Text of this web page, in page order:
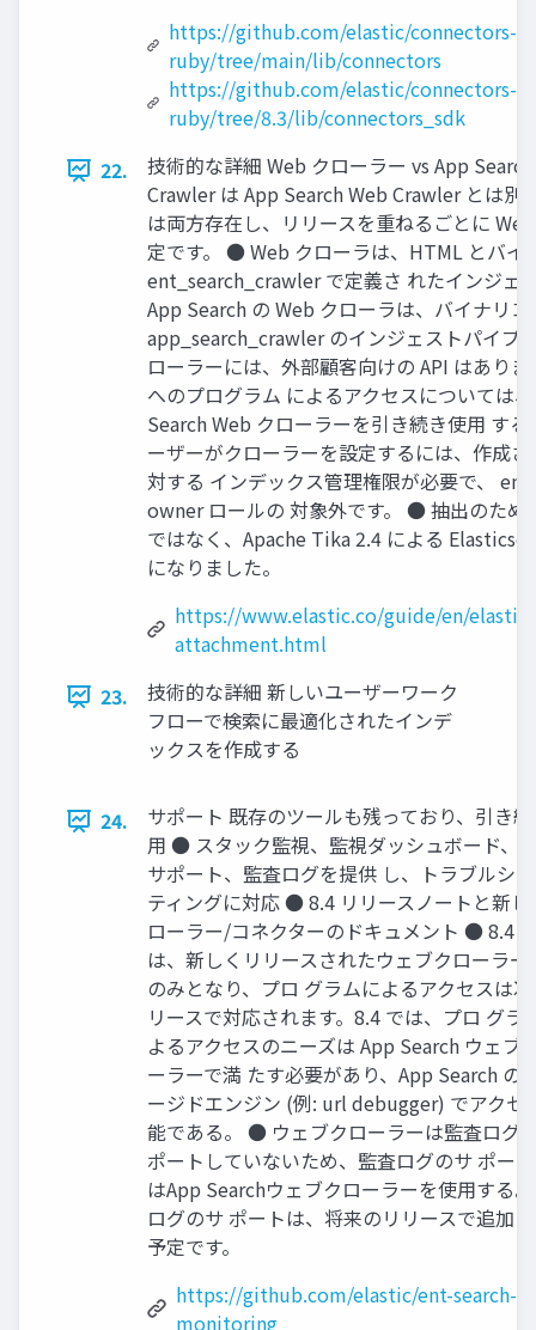
https://github.com/elastic/connectors-
ruby/tree/main/lib/connectors
https://github.com/elastic/connectors-
ruby/tree/8.3/lib/connectors_sdk
22.
技術的な詳細 Web クローラー vs App
Crawler は App Search Web Crawler とは別
は両⽅存在し、リリースを重ねるごとに
定です。 ● Web クローラは、HTML とバイ
ent_search_crawler で定義さ れたインジェ
App Search の Web クローラは、バイナリ
app_search_crawler のインジェストパイプ
ローラーには、外部顧客向けの API はあり
へのプログラム によるアクセスについては
Search Web クローラーを引き続き使⽤ す
ーザーがクローラーを設定するには、作成
対する インデックス管理権限が必要で、
owner ロールの 対象外です。 ● 抽出のた
ではなく、Apache Tika 2.4 による
になりました。
https://www.elastic.co/guide/en/
attachment.html
23.
技術的な詳細 新しいユーザーワーク
フローで検索に最適化されたインデ
ックスを作成する
24.
サポート 既存のツールも残っており、引き
⽤ ● スタック監視、監視ダッシュボード、
サポート、監査ログを提供 し、トラブルシ
ティングに対応 ● 8.4 リリースノートと新し
ローラー/コネクターのドキュメント ● 8.4
は、新しくリリースされたウェブクローラー
のみとなり、プロ グラムによるアクセスは
リースで対応されます。8.4 では、プロ グラ
よるアクセスのニーズは App Search ウェブ
ーラーで満 たす必要があり、App Search の
ージドエンジン (例: url debugger) でアクセ
能である。 ● ウェブクローラーは監査ログ
ポートしていないため、監査ログのサ ポー
はApp Searchウェブクローラーを使⽤する
ログのサ ポートは、将来のリリースで追加
予定です。
https://github.com/elastic/ent-search-
monitoring